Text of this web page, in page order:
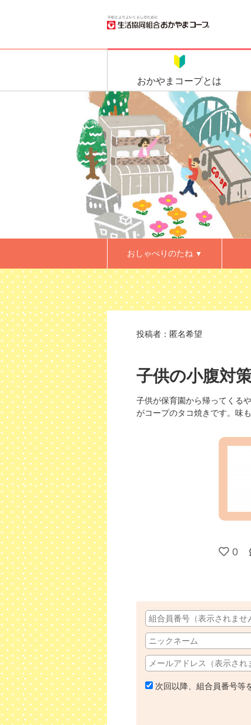
おかやま コープとは
おしゃべりのたね ▼
投稿者： 匿名希望
子供の小腹対
子供が保育園から帰ってくる
がコープのタコ焼きです。味
0
次回以降、組合員番号等